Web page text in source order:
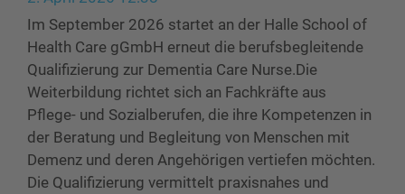
Im September 2026 startet an der Halle School of
Health Care gGmbH erneut die berufsbegleitende
Qualifizierung zur Dementia Care Nurse.Die
Weiterbildung richtet sich an Fachkräfte aus
Pflege- und Sozialberufen, die ihre Kompetenzen in
der Beratung und Begleitung von Menschen mit
Demenz und deren Angehörigen vertiefen möchten.
Die Qualifizierung vermittelt praxisnahes und